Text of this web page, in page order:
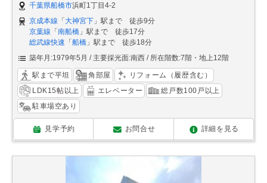
千葉県船橋市浜町1丁目4-2
京成本線 「大神宮下 」駅まで 徒歩9分
京葉線 「南船橋 」駅まで 徒歩17分
総武線快速 「船橋 」駅まで 徒歩18分
築年月:1979年5月
主要採光面:南西 所在階数:7階・地上12階
駅まで平坦 角部屋
リフォーム（履歴含む）
LDK15帖以上
エレベーター
総戸数100戸以上
駐車場空あり
見学予約 お問合せ 詳細を見る